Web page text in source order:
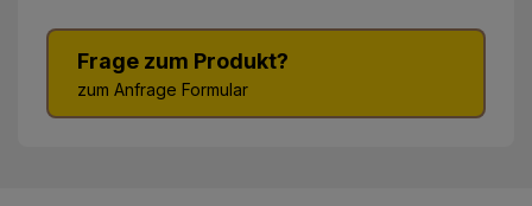
Frage zum Produkt?
zum Anfrage Formular